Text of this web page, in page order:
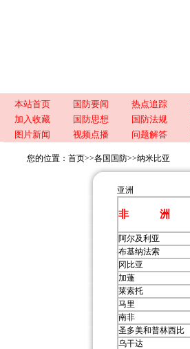
本站首页 国防要闻 热点追踪
加入收藏
国防思想 国防法规
图片新闻
视频点播 问题解答
您的位置： 首页>>各国国防>>纳米比亚
亚洲
非 洲
阿尔及利亚
布基纳法索
冈比亚
加蓬
莱索托
马里
南非
圣多美和普林西比
乌干达